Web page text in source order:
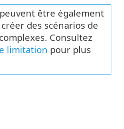
être également
des scénarios de
Consultez
limitation pour plus